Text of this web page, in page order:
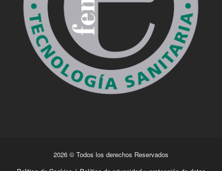
2026 © Todos los derechos Reservados